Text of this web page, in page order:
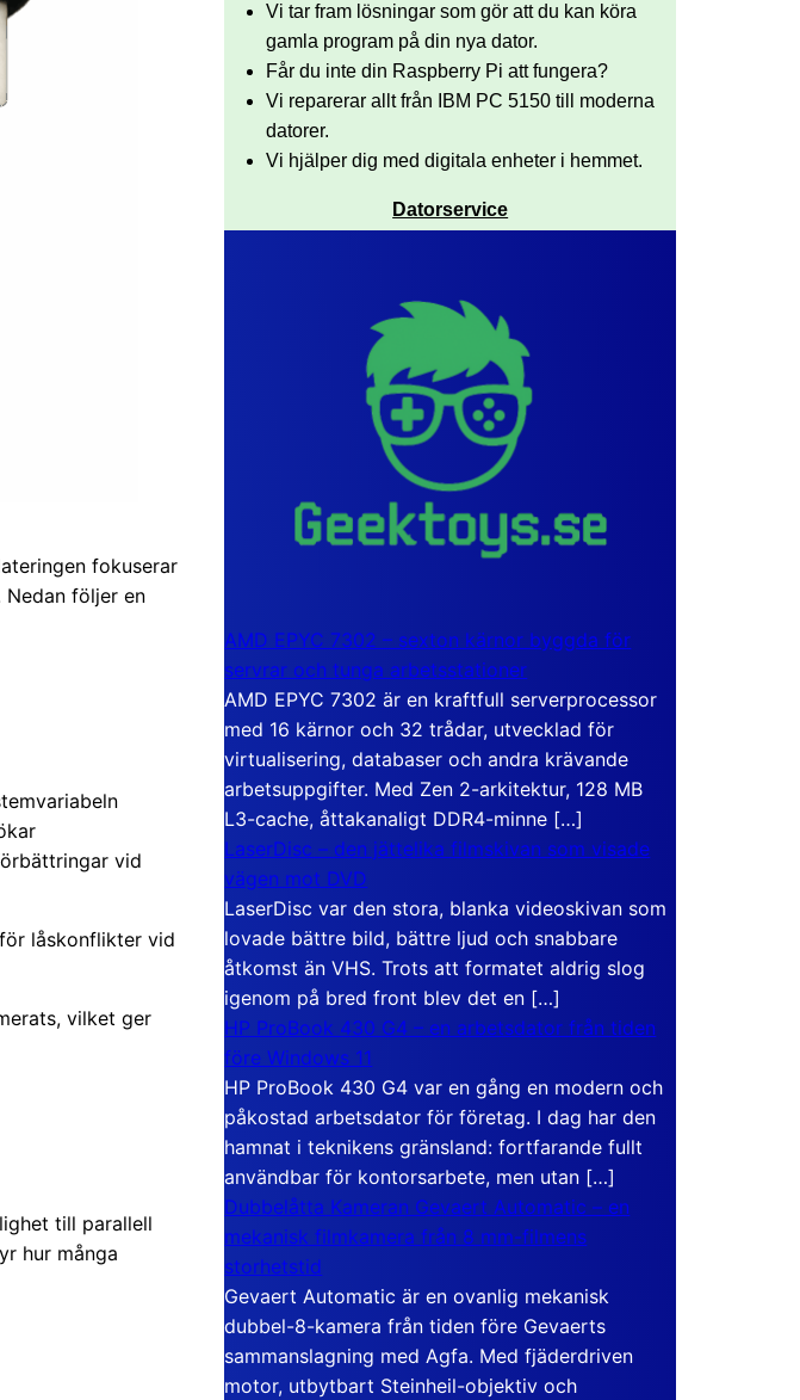
fokuserar
följer en
vid
låskonflikter vid
vilket ger
till parallell
hur många
Vi tar fram lösningar som gör att du kan köra
gamla program på din nya dator.
Får du inte din Raspberry Pi att fungera?
Vi reparerar allt från IBM PC 5150 till moderna
datorer.
Vi hjälper dig med digitala enheter i hemmet.
Datorservice
AMD EPYC 7302 – sexton kärnor byggda för
servrar och tunga arbetsstationer
AMD EPYC 7302 är en kraftfull serverprocessor
med 16 kärnor och 32 trådar, utvecklad för
virtualisering, databaser och andra krävande
arbetsuppgifter. Med Zen 2-arkitektur, 128 MB
L3-cache, åttakanaligt DDR4-minne […]
LaserDisc – den jättelika filmskivan som visade
vägen mot DVD
LaserDisc var den stora, blanka videoskivan som
lovade bättre bild, bättre ljud och snabbare
åtkomst än VHS. Trots att formatet aldrig slog
igenom på bred front blev det en […]
HP ProBook 430 G4 – en arbetsdator från tiden
före Windows 11
HP ProBook 430 G4 var en gång en modern och
påkostad arbetsdator för företag. I dag har den
hamnat i teknikens gränsland: fortfarande fullt
användbar för kontorsarbete, men utan […]
Dubbelåtta Kameran Gevaert Automatic – en
mekanisk filmkamera från 8 mm-filmens
storhetstid
Gevaert Automatic är en ovanlig mekanisk
dubbel-8-kamera från tiden före Gevaerts
sammanslagning med Agfa. Med fjäderdriven
motor, utbytbart Steinheil-objektiv och